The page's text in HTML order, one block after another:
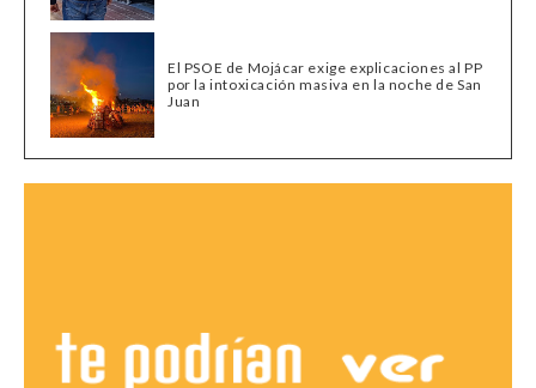
El PSOE de Mojácar exige explicaciones al PP
por la intoxicación masiva en la noche de San
Juan